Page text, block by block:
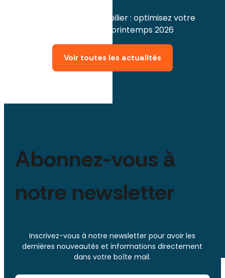
Avocat droit immobilier : optimisez votre
communication au printemps 2026
Voir toutes les actualités
Abonnez-vous à
notre newsletter
Inscrivez-vous à notre newsletter pour avoir les
dernières nouveautés et informations directement
dans votre boîte mail.